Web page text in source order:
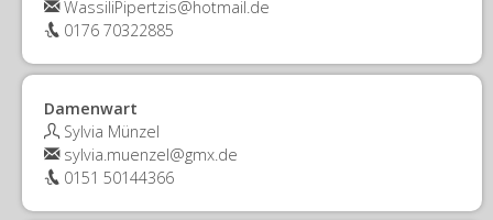
WassiliPipertzis@hotmail.de
0176 70322885
Damenwart
Sylvia Münzel
sylvia.muenzel@gmx.de
0151 50144366